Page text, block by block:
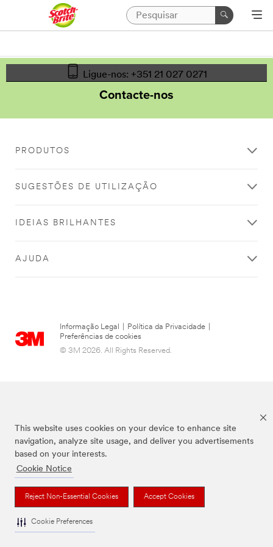
This website uses cookies on your device to enhance site
navigation, analyze site usage, and deliver you advertisements
based on your interests.
Cookie Notice
Reject Non-Essential Cookies Accept Cookies
Cookie Preferences
Ligue-nos: +351 21 027 0271
Contacte-nos
PRODUTOS
SUGESTÕES DE UTILIZAÇÃO
IDEIAS BRILHANTES
AJUDA
Informação Legal Política da Privacidade
Preferências de cookies
© 3M 2026. All Rights Reserved.
Todas as marcas mencionadas são propriedade da 3M.